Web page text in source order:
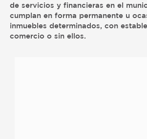
de servicios y financieras en el
cumplan en forma permanente u
inmuebles determinados, con
comercio o sin ellos.